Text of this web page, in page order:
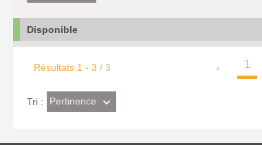
Disponible
Résultats 1 - 3 / 3 1
Tri :(Effet
imédiat)
Pertinence